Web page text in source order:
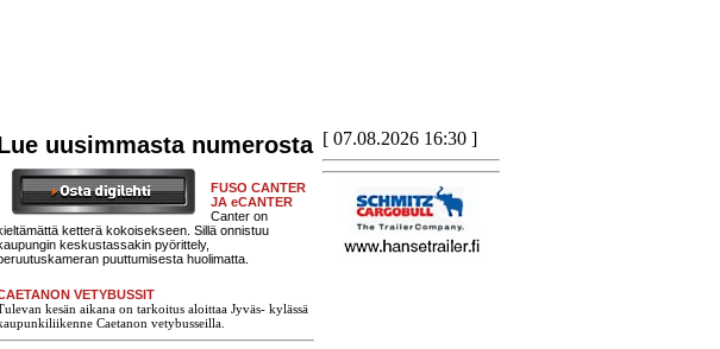
uusimmasta numerosta
FUSO CANTER
JA eCANTER
Canter on
ketterä kokoisekseen. Sillä onnistuu
keskustassakin pyörittely,
puuttumisesta huolimatta.
VETYBUSSIT
kesän aikana on tarkoitus aloittaa Jyväs- kylässä
Caetanon vetybusseilla.
[ 07.08.2026 16:30 ]